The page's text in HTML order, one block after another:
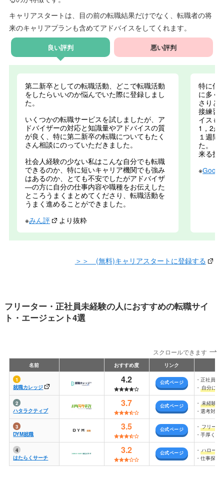
キャリアスタートは、目の前の転職結果だけでなく、転職者の将
来のキャリアプランも含めてアドバイスをしてくれます。
良い評判 悪い評判
第二新卒としての転職活動、どこで転職活動
をしたらいいのか悩んでいた際に登録しまし
た。
いくつかの転職サービスを試しましたが、ア
ドバイザーの対応と知識量やアドバイスの質
が良く、特に第二新卒の転職についてもたく
さん相談にのっていただきました。
社会人経験の少ない私はこんな自分でも転職
できるのか、特に短いキャリア機関でも強み
はあるのか、とても不安でしたがアドバイザ
―の方に自分の仕事内容や職種をお伝えした
ところうまくまとめてくださり、転職活動を
うまく進めることができました。
※みん評 より抜粋
特に個
に多く
さりと
接練習
イスも
1，2か
１週間
た。 こ
来る技
※
＞＞ (無料)キャリアスタートに登録する
フリーター・正社員未経験の人におすすめの転職サイ
ト・エージェント4選
スクロールできます
名前 おすすめ度 リンク
就職カレッジ
4.2 公式ページ
・正社員経
・自分に合
ハタラクティブ
3.7 公式ページ ・未経験か
・選考対策
DYM就職
3.5 公式ページ ・フリータ
・手厚くサ
はたらくサーチ
3.2 公式ページ ・ハローワ
・仕事探し